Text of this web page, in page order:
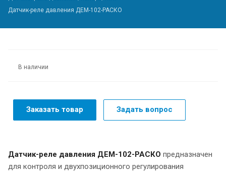
Датчик-реле давления ДЕМ-102-РАСКО
В наличии
Заказать товар Задать вопрос
Датчик-реле давления ДЕМ-102-РАСКО предназначен
для контроля и двухпозиционного регулирования